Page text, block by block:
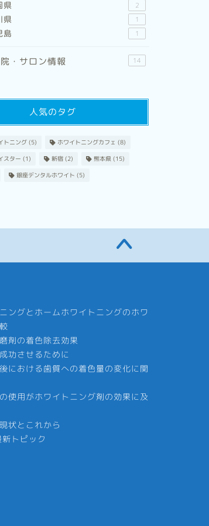
県 2
県 1
島 1
・サロン情報 14
人気のタグ
トニング(5) ホワイトニングカフェ (8)
スター (1) 新宿(2) 熊本県(15)
銀座デンタルホワイト (5)
ングとホームホワイトニングのホワ
剤の着色除去効果
功させるために
における歯質への着色量の変化に関
使用がホワイトニング剤の効果に及
状とこれから
トピック